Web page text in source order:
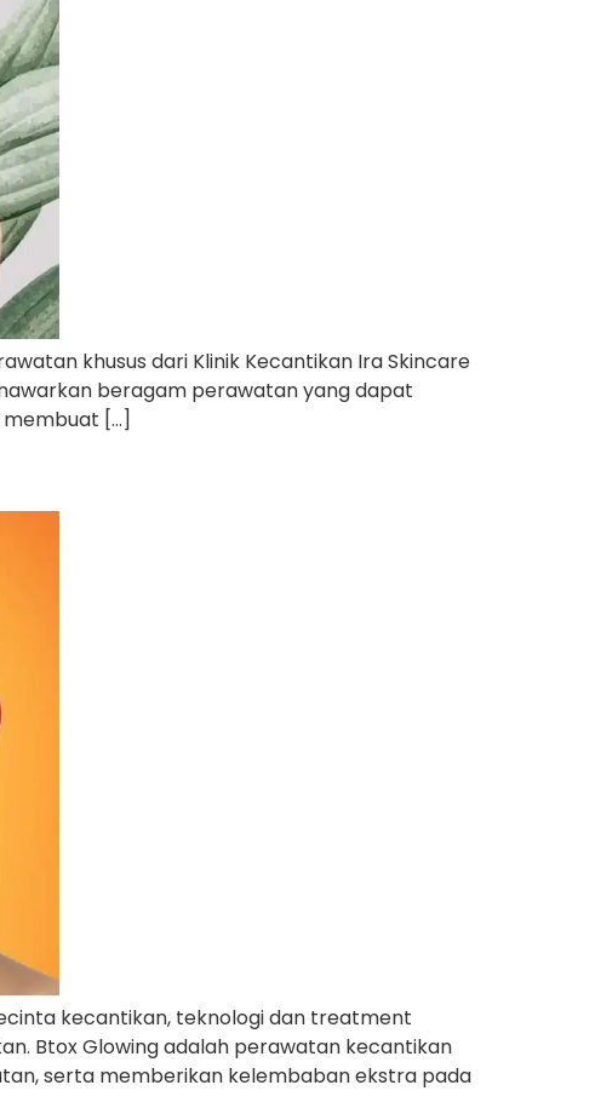
khusus dari Klinik Kecantikan Ira Skincare
beragam perawatan yang dapat
[…]
kecantikan, teknologi dan treatment
Btox Glowing adalah perawatan kecantikan
serta memberikan kelembaban ekstra pada